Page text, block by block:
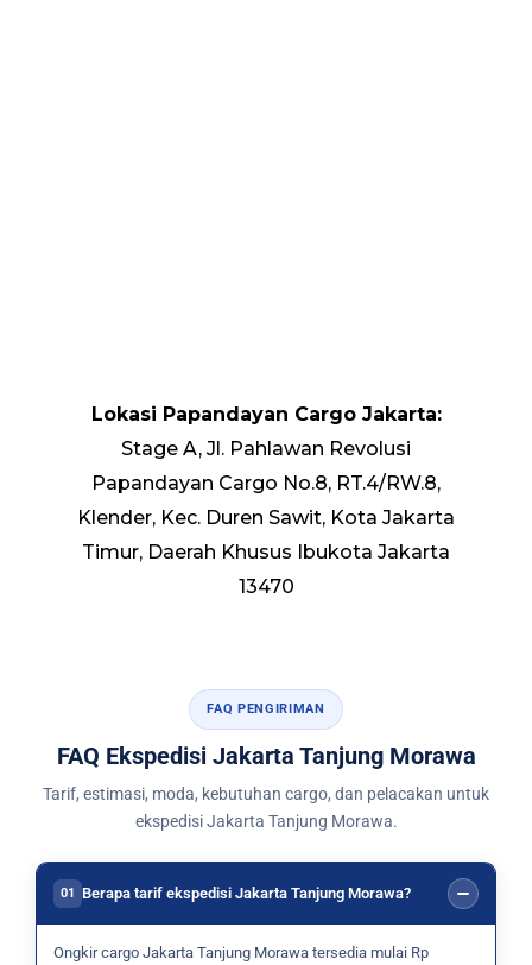
Lokasi Papandayan Cargo Jakarta:
Stage A, Jl. Pahlawan Revolusi
Papandayan Cargo No.8, RT.4/RW.8,
Klender, Kec. Duren Sawit, Kota Jakarta
Timur, Daerah Khusus Ibukota Jakarta
13470
FAQ PENGIRIMAN
FAQ Ekspedisi Jakarta Tanjung Morawa
Tarif, estimasi, moda, kebutuhan cargo, dan pelacakan untuk
ekspedisi Jakarta Tanjung Morawa.
01 Berapa tarif ekspedisi Jakarta Tanjung Morawa?
Ongkir cargo Jakarta Tanjung Morawa tersedia mulai Rp